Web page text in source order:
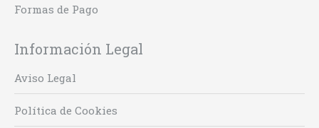
Formas de Pago
Información Legal
Aviso Legal
Política de Cookies